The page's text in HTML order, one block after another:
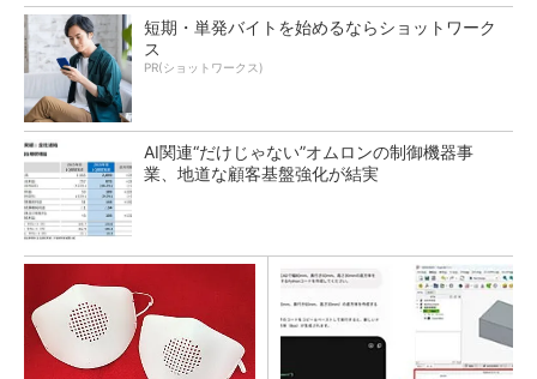
短期・単発バイトを始めるならショットワーク
ス
PR(ショットワークス)
AI関連“だけじゃない”オムロンの制御機器事
業、地道な顧客基盤強化が結実